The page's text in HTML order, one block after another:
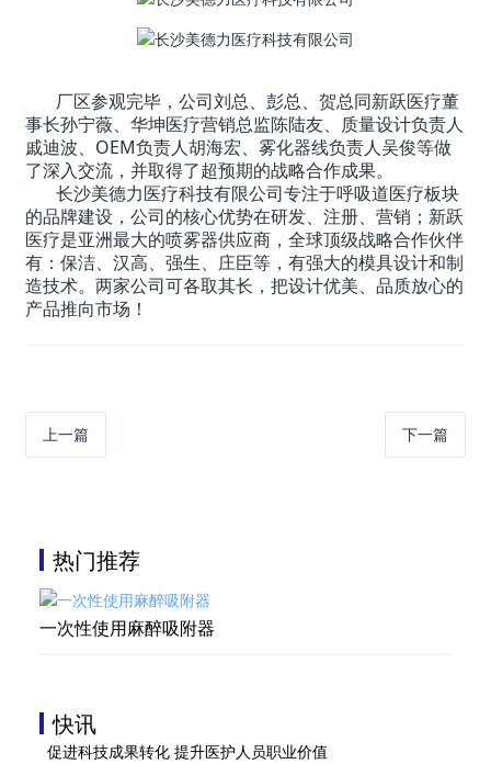
厂区参观完毕，公司刘总、彭总、贺总同新跃医疗董
事长孙宁薇、华坤医疗营销总监陈陆友、质量设计负责人
戚迪波、OEM负责人胡海宏、雾化器线负责人吴俊等做
了深入交流，并取得了超预期的战略合作成果。
长沙美德力医疗科技有限公司专注于呼吸道医疗板块
的品牌建设，公司的核心优势在研发、注册、营销；新跃
医疗是亚洲最大的喷雾器供应商，全球顶级战略合作伙伴
有：保洁、汉高、强生、庄臣等，有强大的模具设计和制
造技术。两家公司可各取其长，把设计优美、品质放心的
产品推向市场！
上一篇 下一篇
热门推荐
一次性使用麻醉吸附器
快讯
促进科技成果转化 提升医护人员职业价值